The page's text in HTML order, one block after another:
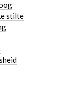
stilte